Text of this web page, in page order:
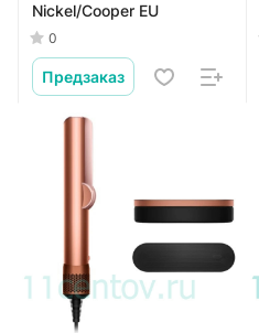
Nickel/Cooper EU
0
Предзаказ